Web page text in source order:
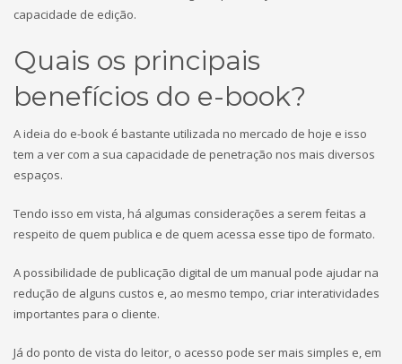
capacidade de edição.
Quais os principais
benefícios do e-book?
A ideia do e-book é bastante utilizada no mercado de hoje e isso
tem a ver com a sua capacidade de penetração nos mais diversos
espaços.
Tendo isso em vista, há algumas considerações a serem feitas a
respeito de quem publica e de quem acessa esse tipo de formato.
A possibilidade de publicação digital de um manual pode ajudar na
redução de alguns custos e, ao mesmo tempo, criar interatividades
importantes para o cliente.
Já do ponto de vista do leitor, o acesso pode ser mais simples e, em